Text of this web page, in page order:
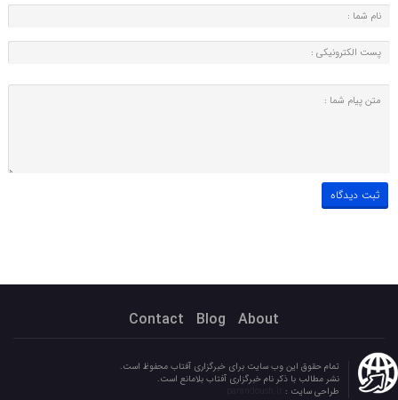
About
Blog
Contact
تمام حقوق این وب سایت برای خبرگزاری آفتاب محفوظ است.
نشر مطالب با ذکر نام خبرگزاری آفتاب بلامانع است.
طراحی سایت :